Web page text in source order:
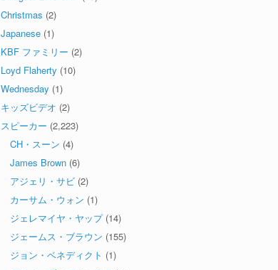
Christmas (2)
Japanese (1)
KBF ファミリー (2)
Loyd Flaherty (10)
Wednesday (1)
キッズビデオ (2)
スピーカー (2,223)
CH・スーン (4)
James Brown (6)
アジェリ・サビ (2)
カーサム・ウォン (1)
ジェレマイヤ・ヤップ(14)
ジェームス・ブラウン (155)
ジョン・ベネディクト (1)